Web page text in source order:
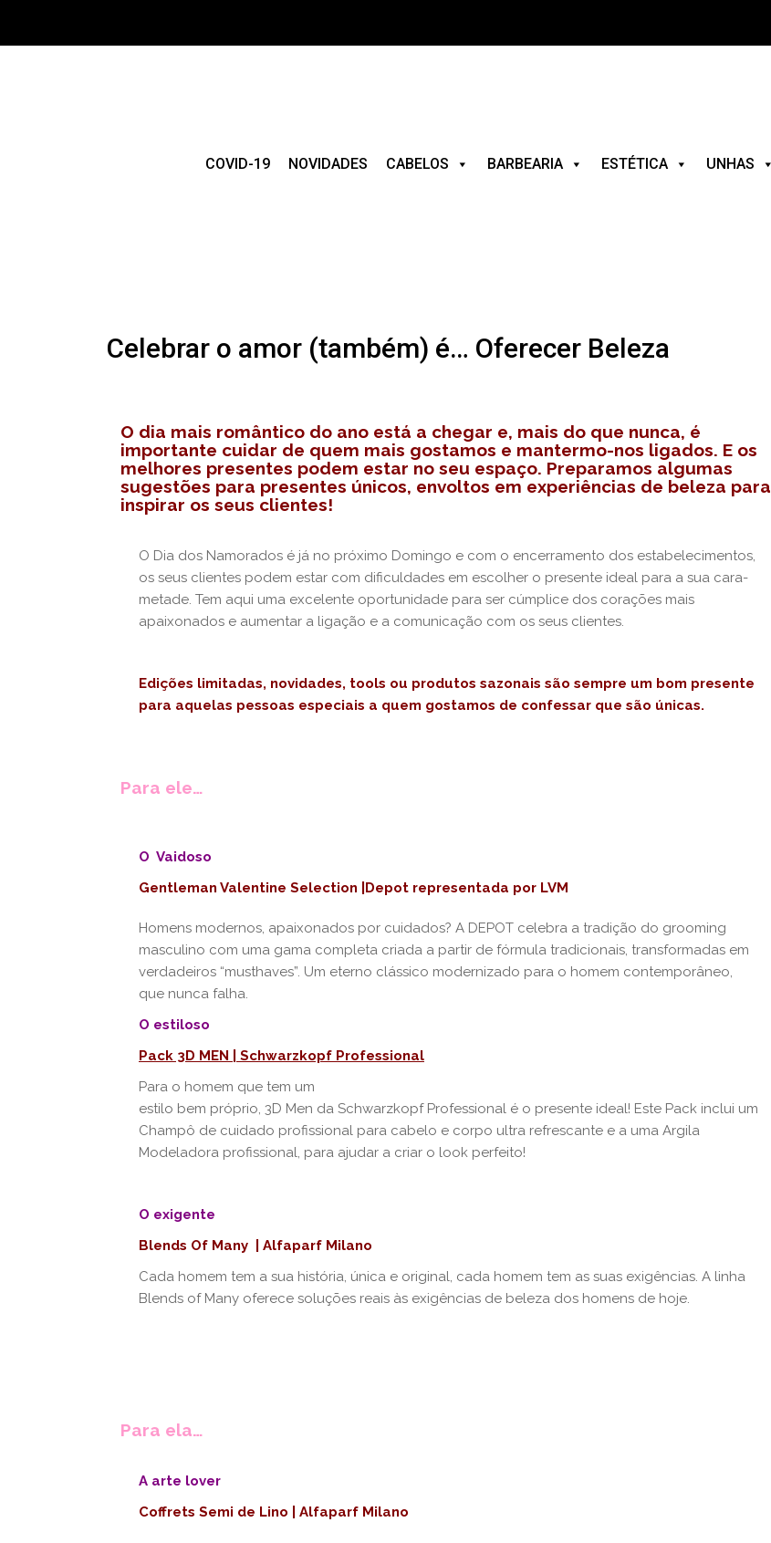
COVID-19 NOVIDADES CABELOS BARBEARIA ESTÉTICA UNHAS
Celebrar o amor (também) é… Oferecer Beleza
O dia mais romântico do ano está a chegar e, mais do que nunca, é
importante cuidar de quem mais gostamos e mantermo-nos ligados. E os
melhores presentes podem estar no seu espaço. Preparamos algumas
sugestões para presentes únicos, envoltos em experiências de beleza para
inspirar os seus clientes!
O Dia dos Namorados é já no próximo Domingo e com o encerramento dos estabelecimentos,
os seus clientes podem estar com dificuldades em escolher o presente ideal para a sua cara-
metade. Tem aqui uma excelente oportunidade para ser cúmplice dos corações mais
apaixonados e aumentar a ligação e a comunicação com os seus clientes.
Edições limitadas, novidades, tools ou produtos sazonais são sempre um bom presente
para aquelas pessoas especiais a quem gostamos de confessar que são únicas.
Para ele…
O Vaidoso
Gentleman Valentine Selection |Depot representada por LVM
Homens modernos, apaixonados por cuidados? A DEPOT celebra a tradição do grooming
masculino com uma gama completa criada a partir de fórmula tradicionais, transformadas em
verdadeiros “musthaves”. Um eterno clássico modernizado para o homem contemporâneo,
que nunca falha.
O estiloso
Pack 3D MEN | Schwarzkopf Professional
Para o homem que tem um
estilo bem próprio, 3D Men da Schwarzkopf Professional é o presente ideal! Este Pack inclui um
Champô de cuidado profissional para cabelo e corpo ultra refrescante e a uma Argila
Modeladora profissional, para ajudar a criar o look perfeito!
O exigente
Blends Of Many | Alfaparf Milano
Cada homem tem a sua história, única e original, cada homem tem as suas exigências. A linha
Blends of Many oferece soluções reais às exigências de beleza dos homens de hoje.
Para ela…
A arte lover
Coffrets Semi de Lino | Alfaparf Milano